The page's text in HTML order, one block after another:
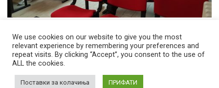
We use cookies on our website to give you the most
relevant experience by remembering your preferences and
repeat visits. By clicking “Accept”, you consent to the use of
ALL the cookies.
Поставки за колачиња ПРИФАТИ
© 2026 Стоматолошки факултет – Скопје Универзитет ,,Св. Кирил и
Методиј'' во Скопје
Developed by